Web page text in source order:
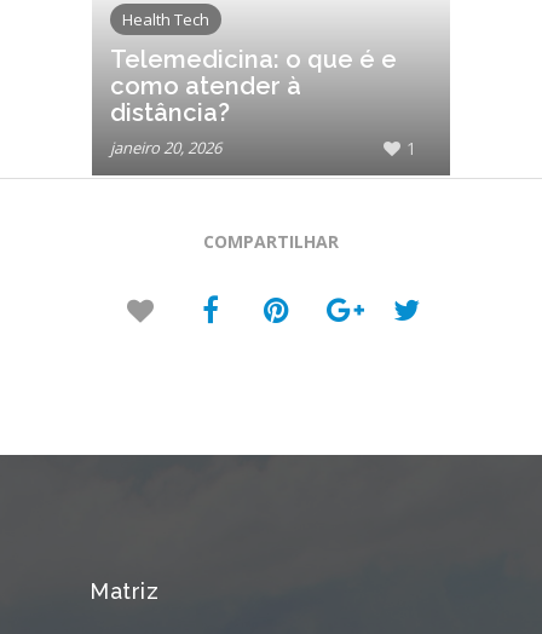
Health Tech
Telemedicina: o que é e
como atender à
distância?
janeiro 20, 2026 1
COMPARTILHAR
Matriz